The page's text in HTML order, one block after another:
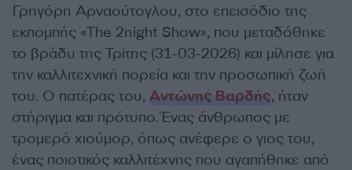
Γρηγόρη Αρναούτογλου, στο επεισόδιο της
εκπομπής «The 2night Show», που μεταδόθηκε
το βράδυ της Τρίτης (31-03-2026) και μίλησε για
την καλλιτεχνική πορεία και την προσωπική ζωή
του. Ο πατέρας του, Αντώνης Βαρδής, ήταν
στήριγμα και πρότυπο. Ένας άνθρωπος με
τρομερό χιούμορ, όπως ανέφερε ο γιος του,
ένας ποιοτικός καλλιτέχνης που αγαπήθηκε από